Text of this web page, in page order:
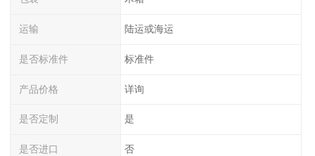
运输 陆运或海运
是否标准件 标准件
产品价格 详询
是否定制 是
是否进口 否